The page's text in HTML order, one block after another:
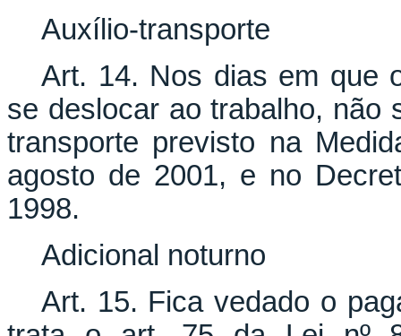
Auxílio-transporte
Art. 14. Nos dias em que
se deslocar ao trabalho, não
transporte previsto na
agosto de 2001, e no
1998.
Adicional noturno
Art. 15. Fica vedado o